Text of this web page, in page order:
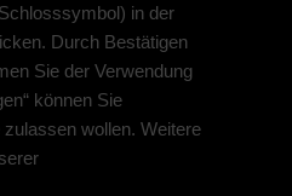
in der
Durch Bestätigen
Sie der Verwendung
können Sie
wollen. Weitere